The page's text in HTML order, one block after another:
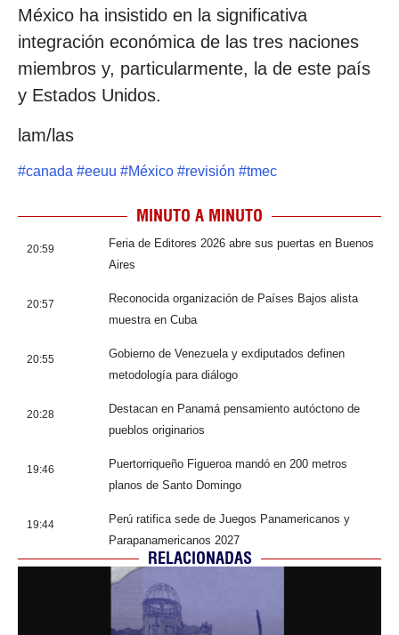
México ha insistido en la significativa
integración económica de las tres naciones
miembros y, particularmente, la de este país
y Estados Unidos.
lam/las
#canada #eeuu #México #revisión #tmec
MINUTO A MINUTO
20:59
Feria de Editores 2026 abre sus puertas en Buenos
Aires
20:57
Reconocida organización de Países Bajos alista
muestra en Cuba
20:55
Gobierno de Venezuela y exdiputados definen
metodología para diálogo
20:28
Destacan en Panamá pensamiento autóctono de
pueblos originarios
19:46
Puertorriqueño Figueroa mandó en 200 metros
planos de Santo Domingo
19:44
Perú ratifica sede de Juegos Panamericanos y
Parapanamericanos 2027
RELACIONADAS